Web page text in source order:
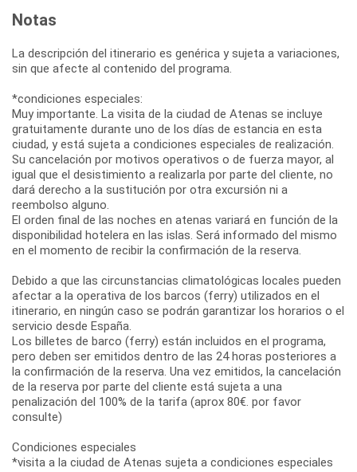
Notas
La descripción del itinerario es genérica y sujeta a variaciones,
sin que afecte al contenido del programa.
*condiciones especiales:
Muy importante. La visita de la ciudad de Atenas se incluye
gratuitamente durante uno de los días de estancia en esta
ciudad, y está sujeta a condiciones especiales de realización.
Su cancelación por motivos operativos o de fuerza mayor, al
igual que el desistimiento a realizarla por parte del cliente, no
dará derecho a la sustitución por otra excursión ni a
reembolso alguno.
El orden final de las noches en atenas variará en función de la
disponibilidad hotelera en las islas. Será informado del mismo
en el momento de recibir la confirmación de la reserva.
Debido a que las circunstancias climatológicas locales pueden
afectar a la operativa de los barcos (ferry) utilizados en el
itinerario, en ningún caso se podrán garantizar los horarios o el
servicio desde España.
Los billetes de barco (ferry) están incluidos en el programa,
pero deben ser emitidos dentro de las 24 horas posteriores a
la confirmación de la reserva. Una vez emitidos, la cancelación
de la reserva por parte del cliente está sujeta a una
penalización del 100% de la tarifa (aprox 80€. por favor
consulte)
Condiciones especiales
*visita a la ciudad de Atenas sujeta a condiciones especiales